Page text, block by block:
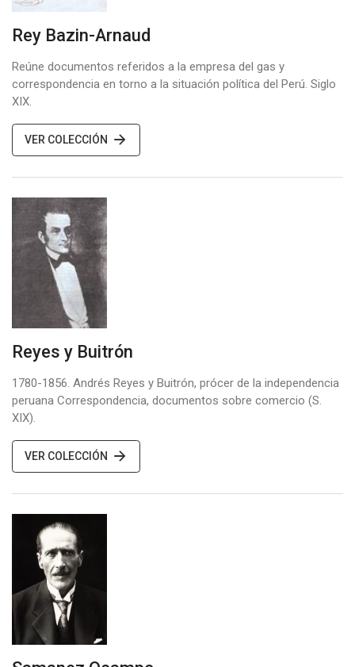
Rey Bazin-Arnaud
Reúne documentos referidos a la empresa del gas y
correspondencia en torno a la situación política del Perú. Siglo
XIX.
VER COLECCIÓN
Reyes y Buitrón
1780-1856. Andrés Reyes y Buitrón, prócer de la independencia
peruana Correspondencia, documentos sobre comercio (S.
XIX).
VER COLECCIÓN